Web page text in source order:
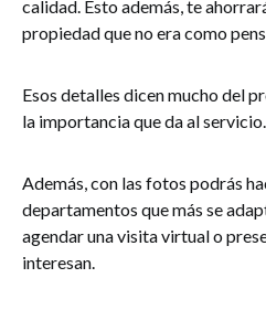
calidad. Esto además, te
propiedad que no era como
Esos detalles dicen mucho del
la importancia que da al servicio.
Además, con las fotos podrás
departamentos que más se
agendar una visita virtual o
interesan.